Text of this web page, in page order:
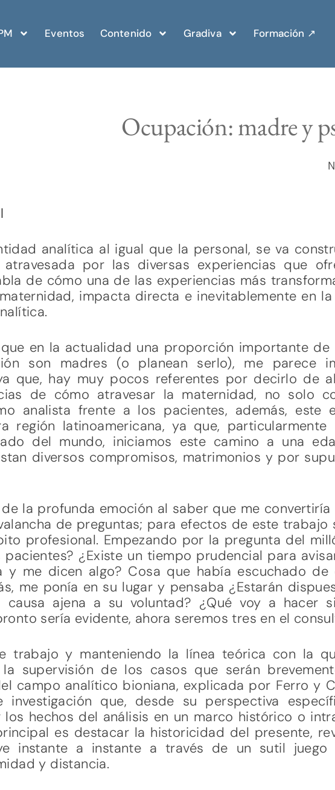
Eventos Contenido Gradiva Formación ↗︎
Ocupación: madre y
analítica al igual que la personal, se va
por las diversas experiencias que
de cómo una de las experiencias más
impacta directa e inevitablemente en
en la actualidad una proporción importante de
son madres (o planean serlo), me parece
que, hay muy pocos referentes por decirlo de
de cómo atravesar la maternidad, no solo
analista frente a los pacientes, además, este
región latinoamericana, ya que, particularmente
del mundo, iniciamos este camino a una
diversos compromisos, matrimonios y por
la profunda emoción al saber que me convertiría
de preguntas; para efectos de este trabajo
profesional. Empezando por la pregunta del
¿Existe un tiempo prudencial para
y me dicen algo? Cosa que había escuchado de
me ponía en su lugar y pensaba ¿Estarán
causa ajena a su voluntad? ¿Qué voy a hacer
sería evidente, ahora seremos tres en el
trabajo y manteniendo la línea teórica con la
supervisión de los casos que serán
campo analítico bioniana, explicada por Ferro y
que, desde su perspectiva
los hechos del análisis en un marco histórico o
es destacar la historicidad del presente,
instante a instante a través de un sutil
y distancia.